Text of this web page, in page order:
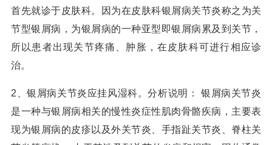
首先就诊于皮肤科。因为在皮肤科银屑病关节炎称之为关
节型银屑病，为银屑病的一种亚型即银屑病累及到关节，
所以患者出现关节疼痛、肿胀，在皮肤科可进行相应诊
治。
2、银屑病关节炎应挂风湿科。分析说明： 银屑病关节炎
是一种与银屑病相关的慢性炎症性肌肉骨骼疾病，主要表
现为银屑病的皮疹以及外关节炎、手指趾关节炎、脊柱关